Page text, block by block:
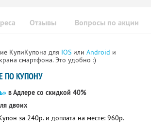
Отзывы Вопросы по акции
КупиКупона для IOS или Android и
смартфона. Это удобно :)
ПО КУПОНУ
в Адлере со скидкой 40%
двоих
за 240р. и доплата на месте: 960р.